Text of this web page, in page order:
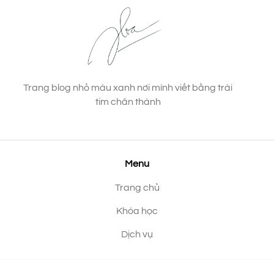
Trang blog nhỏ màu xanh nơi mình viết bằng trái
tim chân thành
Menu
Trang chủ
Khóa học
Dịch vụ